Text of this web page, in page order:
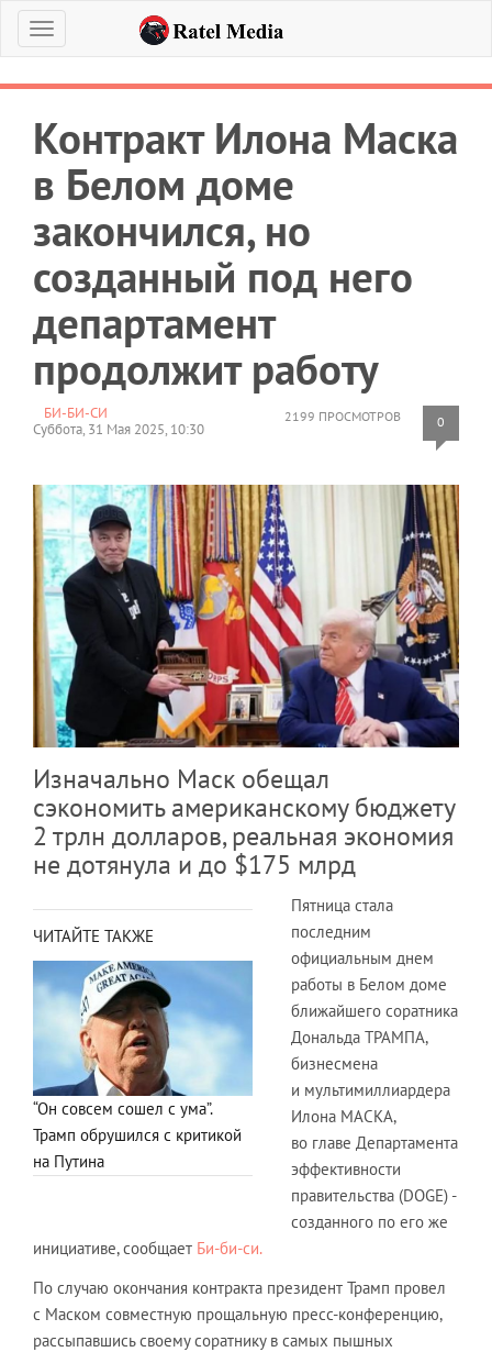
Меню
Контракт Илона Маска
в Белом доме
закончился, но
созданный под него
департамент
продолжит работу
2199 ПРОСМОТРОВ 0
БИ-БИ-СИ
Суббота, 31 Мая 2025, 10:30
Изначально Маск обещал
сэкономить американскому бюджету
2 трлн долларов, реальная экономия
не дотянула и до $175 млрд
ЧИТАЙТЕ ТАКЖЕ
“Он совсем сошел с ума”.
Трамп обрушился с критикой
на Путина
Пятница стала
последним
официальным днем
работы в Белом доме
ближайшего соратника
Дональда ТРАМПА,
бизнесмена
и мультимиллиардера
Илона МАСКА,
во главе Департамента
эффективности
правительства (DOGE) -
созданного по его же
инициативе, сообщает Би-би-си.
По случаю окончания контракта президент Трамп провел
с Маском совместную прощальную пресс-конференцию,
рассыпавшись своему соратнику в самых пышных